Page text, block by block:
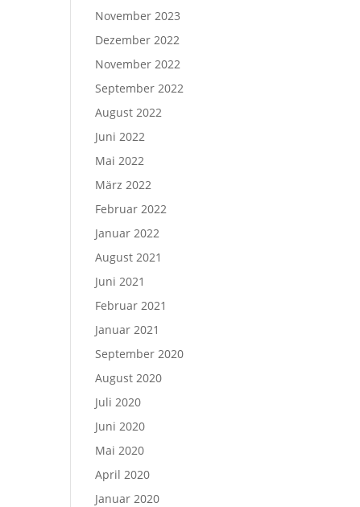
November 2023
Dezember 2022
November 2022
September 2022
August 2022
Juni 2022
Mai 2022
März 2022
Februar 2022
Januar 2022
August 2021
Juni 2021
Februar 2021
Januar 2021
September 2020
August 2020
Juli 2020
Juni 2020
Mai 2020
April 2020
Januar 2020